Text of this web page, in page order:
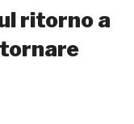
ritorno a